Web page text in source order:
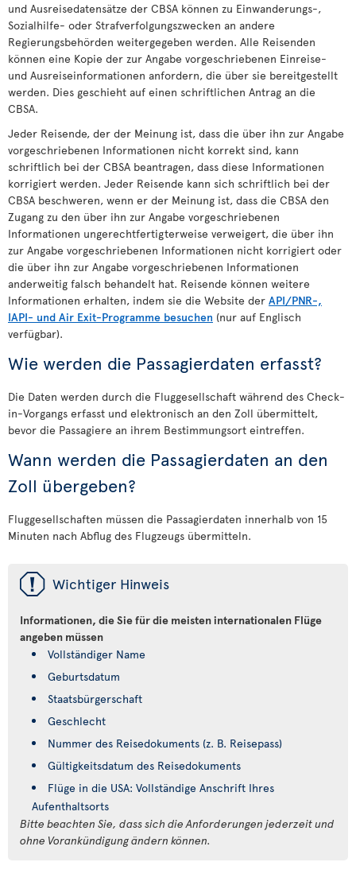
und Ausreisedatensätze der CBSA können zu Einwanderungs-,
Sozialhilfe- oder Strafverfolgungszwecken an andere
Regierungsbehörden weitergegeben werden. Alle Reisenden
können eine Kopie der zur Angabe vorgeschriebenen Einreise-
und Ausreiseinformationen anfordern, die über sie bereitgestellt
werden. Dies geschieht auf einen schriftlichen Antrag an die
CBSA.
Jeder Reisende, der der Meinung ist, dass die über ihn zur Angabe
vorgeschriebenen Informationen nicht korrekt sind, kann
schriftlich bei der CBSA beantragen, dass diese Informationen
korrigiert werden. Jeder Reisende kann sich schriftlich bei der
CBSA beschweren, wenn er der Meinung ist, dass die CBSA den
Zugang zu den über ihn zur Angabe vorgeschriebenen
Informationen ungerechtfertigterweise verweigert, die über ihn
zur Angabe vorgeschriebenen Informationen nicht korrigiert oder
die über ihn zur Angabe vorgeschriebenen Informationen
anderweitig falsch behandelt hat. Reisende können weitere
Informationen erhalten, indem sie die Website der API/PNR-,
IAPI- und Air Exit-Programme besuchen (nur auf Englisch
verfügbar).
Wie werden die Passagierdaten erfasst?
Die Daten werden durch die Fluggesellschaft während des Check-
in-Vorgangs erfasst und elektronisch an den Zoll übermittelt,
bevor die Passagiere an ihrem Bestimmungsort eintreffen.
Wann werden die Passagierdaten an den
Zoll übergeben?
Fluggesellschaften müssen die Passagierdaten innerhalb von 15
Minuten nach Abflug des Flugzeugs übermitteln.
ü Wichtiger Hinweis
Informationen, die Sie für die meisten internationalen Flüge
angeben müssen
Vollständiger Name
Geburtsdatum
Staatsbürgerschaft
Geschlecht
Nummer des Reisedokuments (z. B. Reisepass)
Gültigkeitsdatum des Reisedokuments
Flüge in die USA: Vollständige Anschrift Ihres
Aufenthaltsorts
Bitte beachten Sie, dass sich die Anforderungen jederzeit und
ohne Vorankündigung ändern können.